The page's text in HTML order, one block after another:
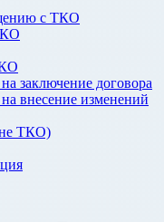
с ТКО
заключение договора
внесение изменений
ТКО)